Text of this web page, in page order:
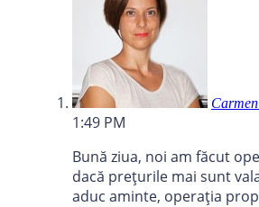
1:49 PM
Bună ziua, noi am făcut
dacă prețurile mai sunt
aduc aminte, operația